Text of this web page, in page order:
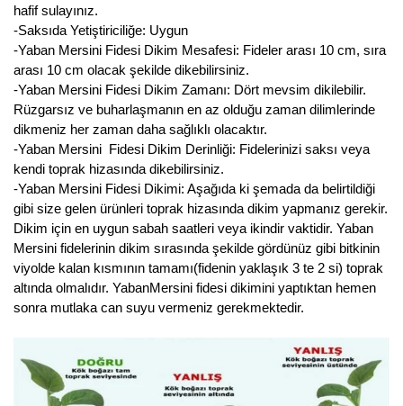
hafif sulayınız.
-Saksıda Yetiştiriciliğe: Uygun
-Yaban Mersini Fidesi Dikim Mesafesi: Fideler arası 10 cm, sıra
arası 10 cm olacak şekilde dikebilirsiniz.
-Yaban Mersini Fidesi Dikim Zamanı: Dört mevsim dikilebilir.
Rüzgarsız ve buharlaşmanın en az olduğu zaman dilimlerinde
dikmeniz her zaman daha sağlıklı olacaktır.
-Yaban Mersini Fidesi Dikim Derinliği: Fidelerinizi saksı veya
kendi toprak hizasında dikebilirsiniz.
-Yaban Mersini Fidesi Dikimi: Aşağıda ki şemada da belirtildiği
gibi size gelen ürünleri toprak hizasında dikim yapmanız gerekir.
Dikim için en uygun sabah saatleri veya ikindir vaktidir. Yaban
Mersini fidelerinin dikim sırasında şekilde gördünüz gibi bitkinin
viyolde kalan kısmının tamamı(fidenin yaklaşık 3 te 2 si) toprak
altında olmalıdır. YabanMersini fidesi dikimini yaptıktan hemen
sonra mutlaka can suyu vermeniz gerekmektedir.
Kestane Fidanı
Kiraz Fidanı
Kivi Fidanı
Kızılcık Fidanı
Kocayemiş Fidanı
Kuşburnu Fidanı
Liçi Fidanı
Longan Fidanı
Mango Fidanı
Melez Meyveler